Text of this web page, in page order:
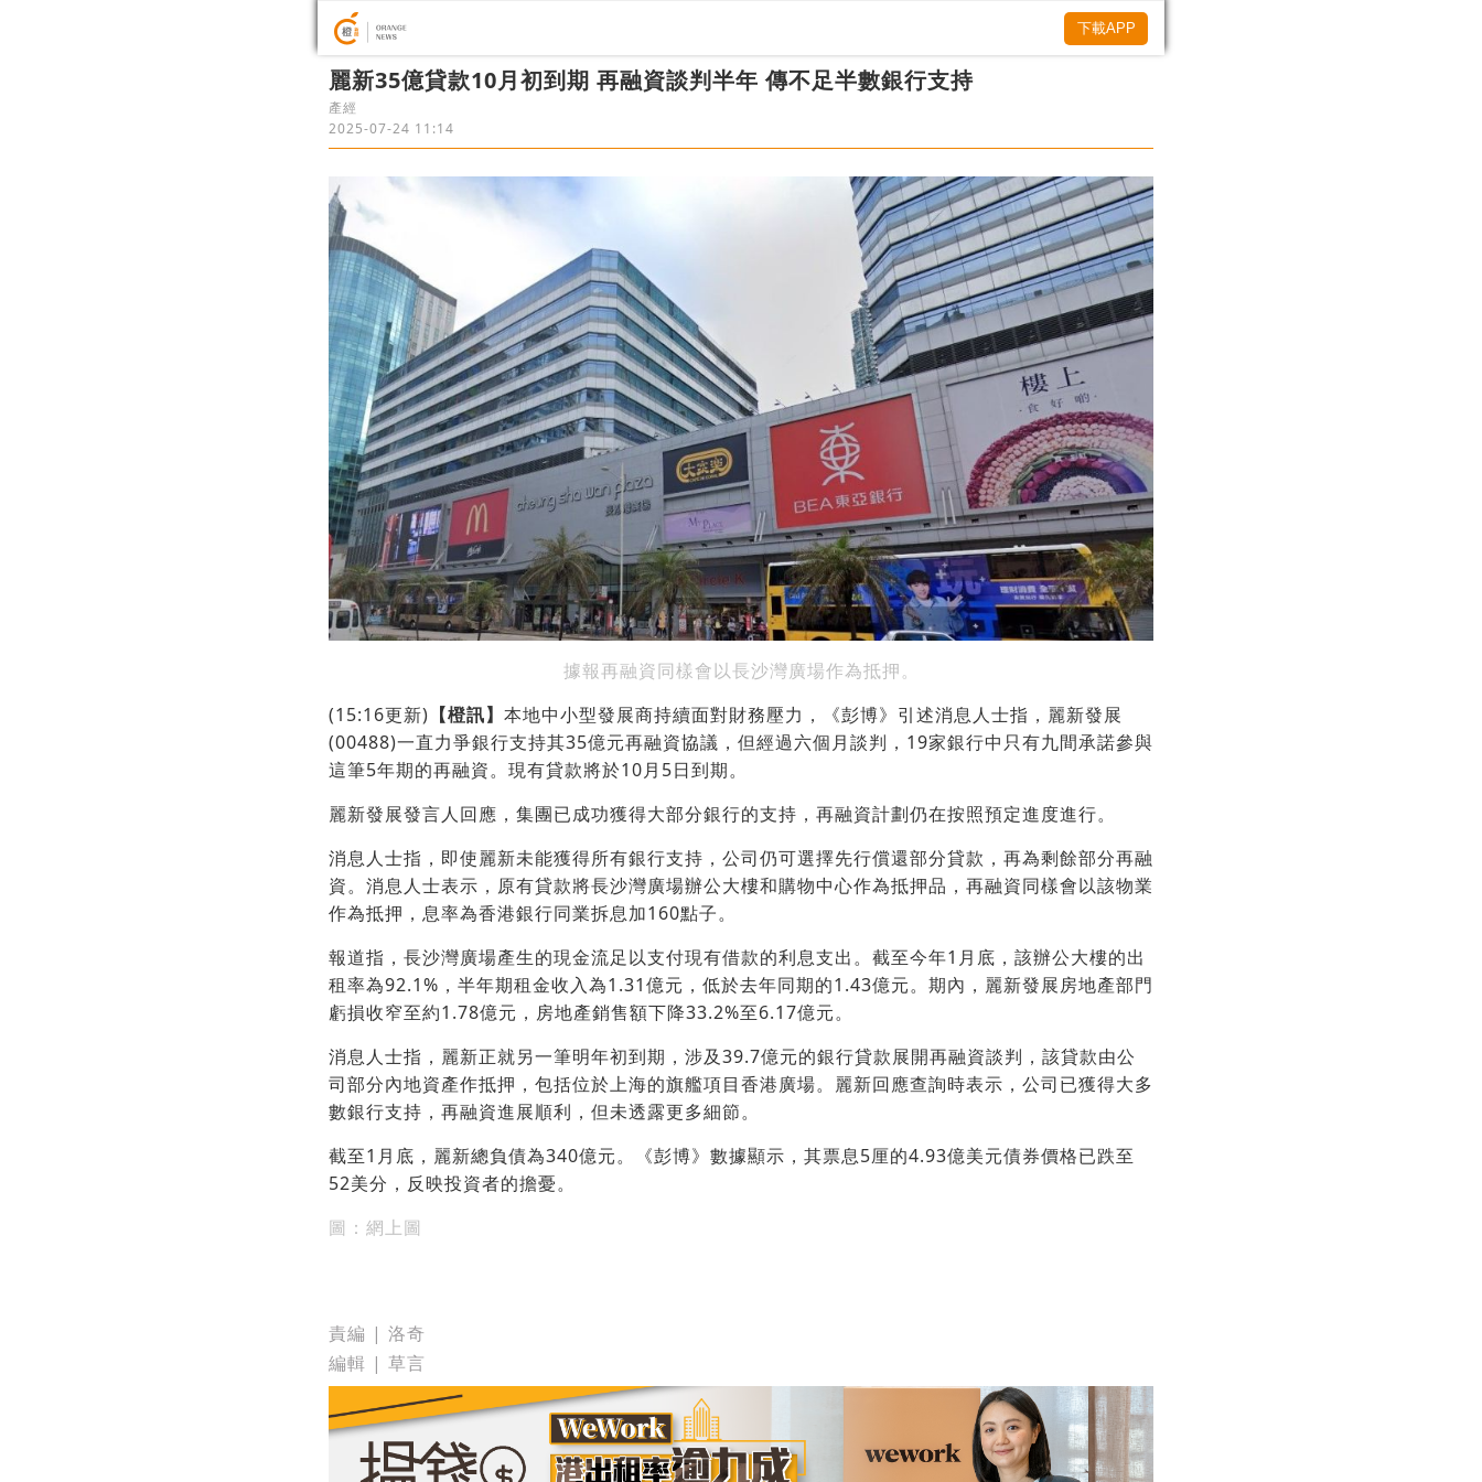
麗新35億貸款10月初到期 再融資談判半年 傳不足半數銀行支持
產經
2025-07-24 11:14
據報再融資同樣會以長沙灣廣場作為抵押。
(15:16更新) 【橙訊】 本地中小型發展商持續面對財務壓力，《彭博》引述消息人士指，麗新發展
(00488)一直力爭銀行支持其35億元再融資協議，但經過六個月談判，19家銀行中只有九間承諾參與
這筆5年期的再融資。現有貸款將於10月5日到期。
麗新發展發言人回應，集團已成功獲得大部分銀行的支持，再融資計劃仍在按照預定進度進行。
消息人士指，即使麗新未能獲得所有銀行支持，公司仍可選擇先行償還部分貸款，再為剩餘部分再融
資。消息人士表示，原有貸款將長沙灣廣場辦公大樓和購物中心作為抵押品，再融資同樣會以該物業
作為抵押，息率為香港銀行同業拆息加160點子。
報道指，長沙灣廣場產生的現金流足以支付現有借款的利息支出。截至今年1月底，該辦公大樓的出
租率為92.1%，半年期租金收入為1.31億元，低於去年同期的1.43億元。期內，麗新發展房地產部門
虧損收窄至約1.78億元，房地產銷售額下降33.2%至6.17億元。
消息人士指，麗新正就另一筆明年初到期，涉及39.7億元的銀行貸款展開再融資談判，該貸款由公
司部分內地資產作抵押，包括位於上海的旗艦項目香港廣場。麗新回應查詢時表示，公司已獲得大多
數銀行支持，再融資進展順利，但未透露更多細節。
截至1月底，麗新總負債為340億元。《彭博》數據顯示，其票息5厘的4.93億美元債券價格已跌至
52美分，反映投資者的擔憂。
圖：網上圖
責編 | 洛奇
編輯 | 草言
下載APP